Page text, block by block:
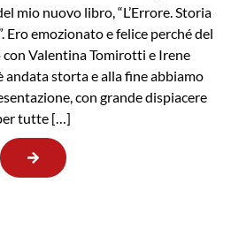
mio nuovo libro, “L’Errore. Storia
Ero emozionato e felice perché del
Valentina Tomirotti e Irene
andata storta e alla fine abbiamo
con grande dispiacere
tutte […]